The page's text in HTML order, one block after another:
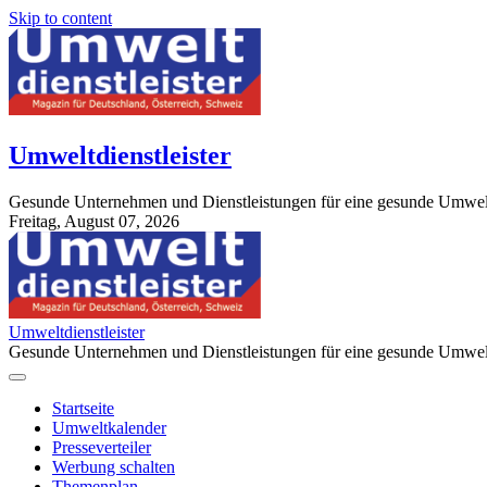
Skip to content
Umweltdienstleister
Gesunde Unternehmen und Dienstleistungen für eine gesunde
Freitag, August 07, 2026
StuttgartApotheke.com
Umweltdienstleister
Gesunde Unternehmen und Dienstleistungen für eine gesunde
Startseite
Umweltkalender
Presseverteiler
Werbung schalten